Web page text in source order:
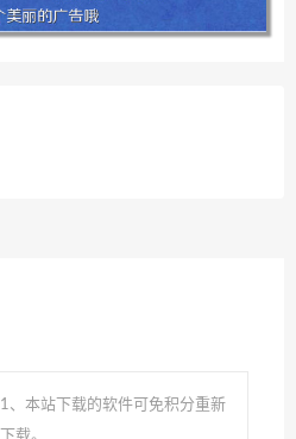
1、本站下载的软件可免积分重新
下载。